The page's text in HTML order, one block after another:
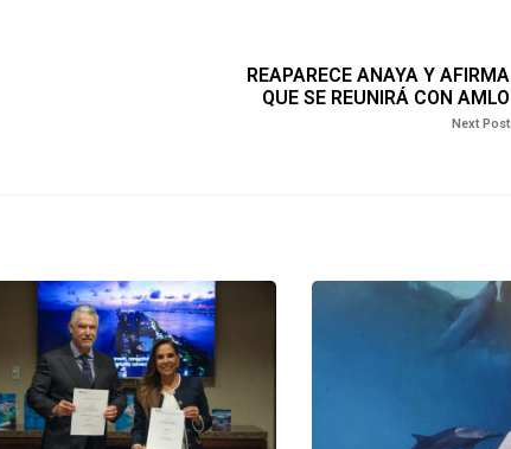
REAPARECE ANAYA Y AFIRMA
QUE SE REUNIRÁ CON AMLO
Next Post